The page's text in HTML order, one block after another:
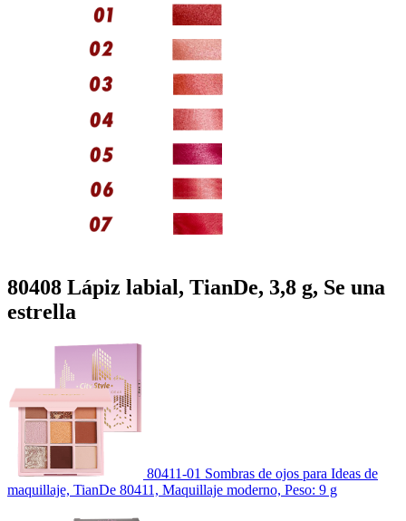
80408 Lápiz labial, TianDe, 3,8 g, Se una
estrella
80411-01 Sombras de ojos para Ideas de
maquillaje, TianDe 80411, Maquillaje moderno, Peso: 9 g